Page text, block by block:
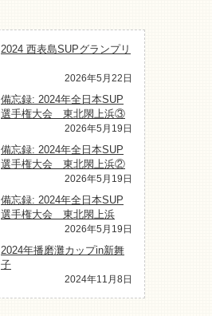
2024 西表島SUPグランプリ
2026年5月22日
備忘録: 2024年全日本SUP
選手権大会 東北閖上浜③
2026年5月19日
備忘録: 2024年全日本SUP
選手権大会 東北閖上浜②
2026年5月19日
備忘録: 2024年全日本SUP
選手権大会 東北閖上浜
2026年5月19日
2024年播磨灘カップin新舞
子
2024年11月8日